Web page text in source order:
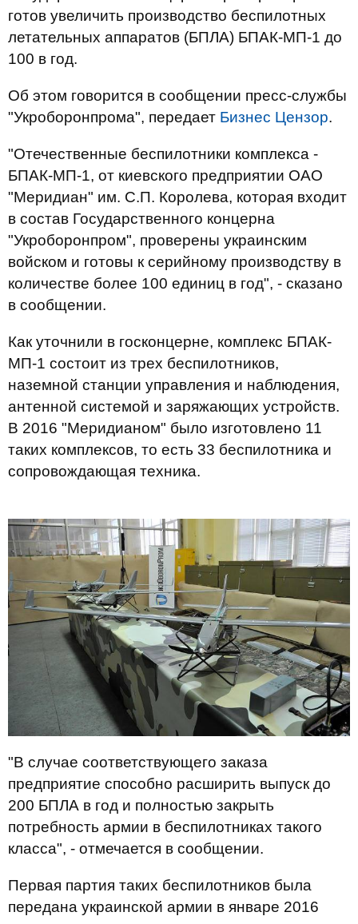
готов увеличить производство беспилотных
летательных аппаратов (БПЛА) БПАК-МП-1 до
100 в год.
Об этом говорится в сообщении пресс-службы
"Укроборонпрома", передает Бизнес Цензор.
"Отечественные беспилотники комплекса -
БПАК-МП-1, от киевского предприятии ОАО
"Меридиан" им. С.П. Королева, которая входит
в состав Государственного концерна
"Укроборонпром", проверены украинским
войском и готовы к серийному производству в
количестве более 100 единиц в год", - сказано
в сообщении.
Как уточнили в госконцерне, комплекс БПАК-
МП-1 состоит из трех беспилотников,
наземной станции управления и наблюдения,
антенной системой и заряжающих устройств.
В 2016 "Меридианом" было изготовлено 11
таких комплексов, то есть 33 беспилотника и
сопровождающая техника.
"В случае соответствующего заказа
предприятие способно расширить выпуск до
200 БПЛА в год и полностью закрыть
потребность армии в беспилотниках такого
класса", - отмечается в сообщении.
Первая партия таких беспилотников была
передана украинской армии в январе 2016